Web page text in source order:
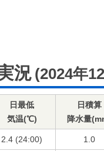
況 (2024年
日最低
気温(℃)
日積算
降水量
2.4 (24:00) 1.0